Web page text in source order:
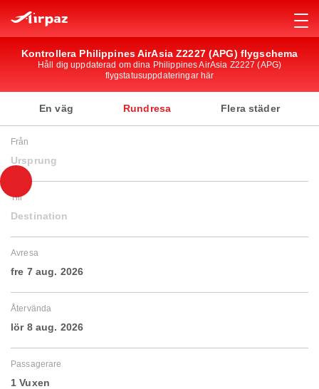
Kontrollera Philippines AirAsia Z2227 (APG) flygschema
Håll dig uppdaterad om dina Philippines AirAsia Z2227 (APG)
flygstatusuppdateringar här
En väg Rundresa Flera städer
Från
Ursprung
Till
Destination
Avresa
fre 7 aug. 2026
Återvända
lör 8 aug. 2026
Passagerare
1 Vuxen